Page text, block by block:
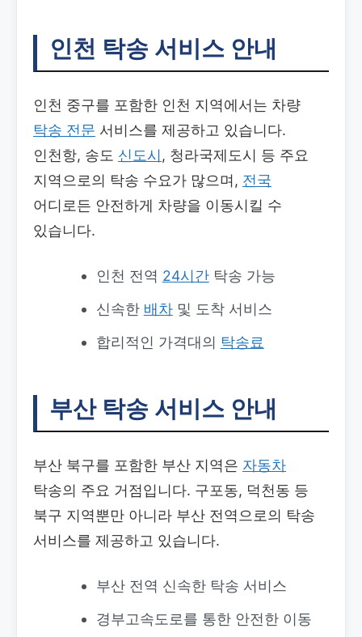
인천 탁송 서비스 안내
인천 중구를 포함한 인천 지역에서는 차량
탁송 전문 서비스를 제공하고 있습니다.
인천항, 송도 신도시 , 청라국제도시 등 주요
지역으로의 탁송 수요가 많으며, 전국
어디로든 안전하게 차량을 이동시킬 수
있습니다.
인천 전역 24시간탁송 가능
신속한 배차및 도착 서비스
합리적인 가격대의 탁송료
부산 탁송 서비스 안내
부산 북구를 포함한 부산 지역은 자동차
탁송의 주요 거점입니다. 구포동, 덕천동 등
북구 지역뿐만 아니라 부산 전역으로의 탁송
서비스를 제공하고 있습니다.
부산 전역 신속한 탁송 서비스
경부고속도로를 통한 안전한 이동